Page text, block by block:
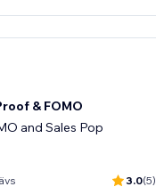
& FOMO
and Sales Pop
3.0(5)